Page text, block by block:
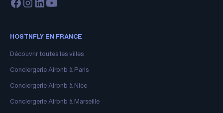
HOSTNFLY EN FRANCE
Découvrir toutes les villes
Conciergerie Airbnb à Paris
Conciergerie Airbnb à Nice
Conciergerie Airbnb à Marseille